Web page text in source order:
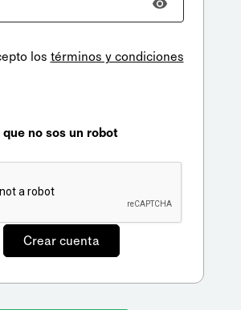
los términos y condiciones
no sos un robot